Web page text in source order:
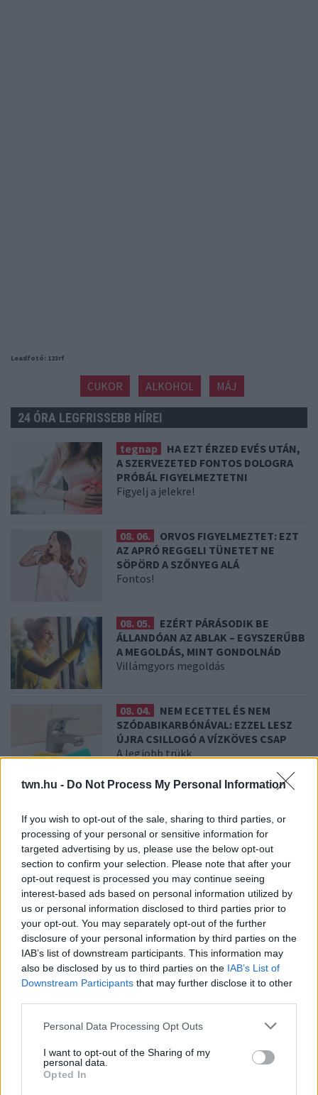
twn.hu - Do Not Process My Personal Information
If you wish to opt-out of the sale, sharing to third parties, or
processing of your personal or sensitive information for
targeted advertising by us, please use the below opt-out
section to confirm your selection. Please note that after your
opt-out request is processed you may continue seeing
interest-based ads based on personal information utilized by
us or personal information disclosed to third parties prior to
your opt-out. You may separately opt-out of the further
disclosure of your personal information by third parties on the
IAB’s list of downstream participants. This information may
also be disclosed by us to third parties on the IAB’s List of
Downstream Participants that may further disclose it to other
Please note that this website/app uses one or more Google
not limited to your visit or usage behaviour. You may click to
grant or deny consent to Google and its third-party tags to
use your data for below specified purposes in below Google
Personal Data Processing Opt Outs
I want to opt-out of the Sharing of my
personal data.
Opted In
Leadfotó: 123rf
CUKOR ALKOHOL MÁJ
24 ÓRA LEGFRISSEBB HÍREI
tegnap
HA EZT ÉRZED EVÉS UTÁN,
A SZERVEZETED FONTOS DOLOGRA
PRÓBÁL FIGYELMEZTETNI
Figyelj a jelekre!
08. 06.
ORVOS FIGYELMEZTET: EZT
AZ APRÓ REGGELI TÜNETET NE
SÖPÖRD A SZŐNYEG ALÁ
Fontos!
08. 05.
EZÉRT PÁRÁSODIK BE
ÁLLANDÓAN AZ ABLAK – EGYSZERŰBB
A MEGOLDÁS, MINT GONDOLNÁD
Villámgyors megoldás
08. 04.
NEM ECETTEL ÉS NEM
SZÓDABIKARBÓNÁVAL: EZZEL LESZ
ÚJRA CSILLOGÓ A VÍZKÖVES CSAP
A legjobb trükk
RENDKÍVÜL MAGAS ÉRZELMI INTELLIGENCIÁRA UTALHAT
Te szoktad?
08. 02.
SOKAN ROSSZUL TÁROLJÁK A GYÓGYSZEREIKET –
EMIATT CSÖKKENHET A HATÁSUK
Érdemes odafigyelni rá
08. 01.
EGYRE TÖBB FIATALNÁL JELENTKEZIK EZ A
VITAMINHIÁNY – ILYEN JELEKRE FIGYELJ
Erre figyelj!
07. 31.
NEM A CITROMSAV, AZ ECET VAGY A
SZÓDABIKARBÓNA A LEGERŐSEBB: EZT HASZNÁLJÁK A
24 óra